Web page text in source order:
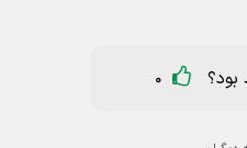
بود؟ 0